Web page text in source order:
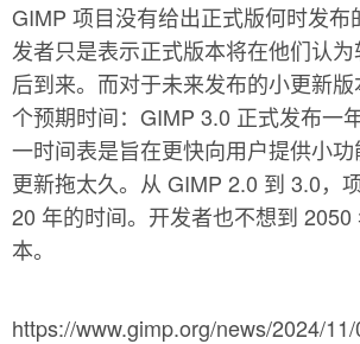
GIMP 项目没有给出正式版何时发布
发者只是表示正式版本将在他们认
后到来。而对于未来发布的小更新
个预期时间：GIMP 3.0 正式发布一
一时间表是旨在更快向用户提供小
更新拖太久。从 GIMP 2.0 到 3.0，
20 年的时间。开发者也不想到 2050
本。
https://www.gimp.org/news/2024/